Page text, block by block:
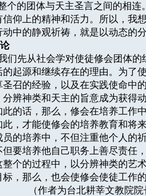
个的团体与天主圣言之间的相
信仰上的精神和活力。所以，我
动中的静观祈祷，就是以动态的
论
们先从社会学对使徒修会团体的
的起源和继续存在的理由。为了
圣召的经验，以及在实践使命中
分辨神类和天主的旨意成为获得
此的话，那么，修会在培养工作
此，才能使修会的培养教育和将
员的培养中，不但注重他个人的
但要培养他自己职务上善尽责任
整个的过程中，以分辨神类的艺
标，那么，也会使修会使徒工作
作者为台北耕莘文教院院